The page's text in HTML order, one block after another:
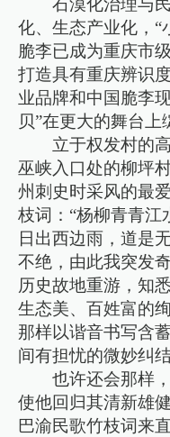
石漠化治理与
化、生态产业化，“
脆李已成为重庆市
打造具有重庆辨识
业品牌和中国脆李
贝”在更大的舞台上
立于权发村的
巫峡入口处的柳坪
州刺史时采风的最
枝词：“杨柳青青江
日出西边雨，道是
不绝，由此我突发
历史故地重游，知
生态美、百姓富的
那样以谐音书写含
间有担忧的微妙纠
也许还会那样
使他回归其清新雄
巴渝民歌竹枝词来